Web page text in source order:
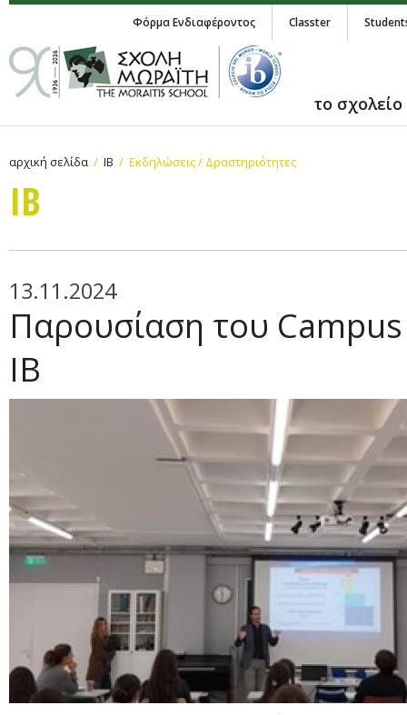
Φόρμα Ενδιαφέροντος Classter
το σχολείο
αρχική σελίδα IB Εκδηλώσεις / Δραστηριότητες
IB
13.11.2024
Παρουσίαση του
ΙΒ